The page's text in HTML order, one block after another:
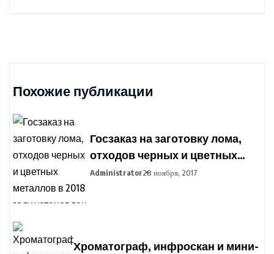
Похожие публикации
Госзаказ на заготовку лома,
отходов черных и цветных
металлов в 2018 году
Administrator28 ноября, 2017
Хроматограф, инфроскан и мини-